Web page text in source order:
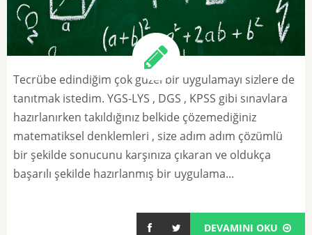
Tecrübe edindiğim çok güzel bir uygulamayı sizlere de
tanıtmak istedim. YGS-LYS , DGS , KPSS gibi sınavlara
hazırlanırken takıldığınız belkide çözemediğiniz
matematiksel denklemleri , size adım adım çözümlü
bir şekilde sonucunu karşınıza çıkaran ve oldukça
başarılı şekilde hazırlanmış bir uygulama...
DEVAMINI OKU